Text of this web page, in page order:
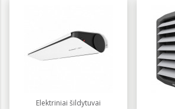
Elektriniai šildytuvai